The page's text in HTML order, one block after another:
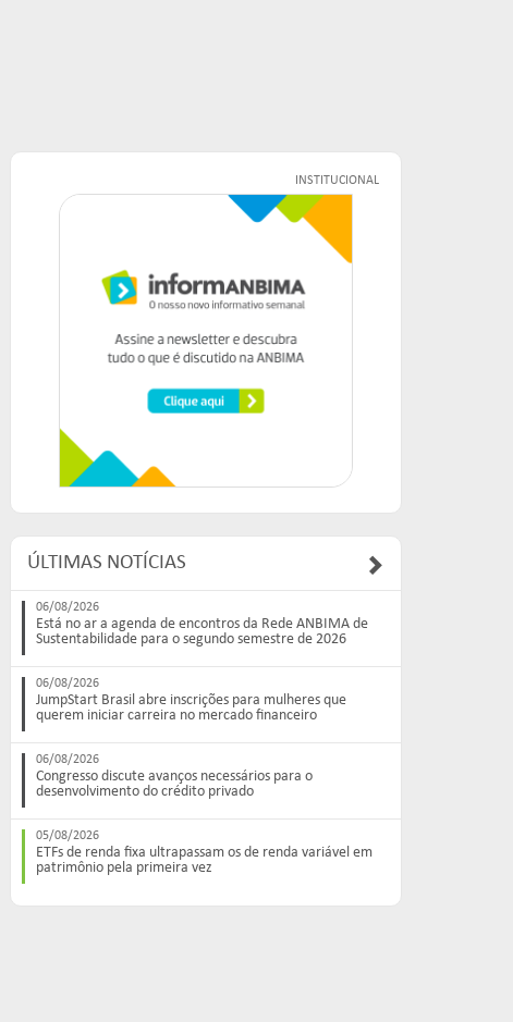
INSTITUCIONAL
ÚLTIMAS NOTÍCIAS
06/08/2026
Está no ar a agenda de encontros da Rede ANBIMA de
Sustentabilidade para o segundo semestre de 2026
06/08/2026
JumpStart Brasil abre inscrições para mulheres que
querem iniciar carreira no mercado financeiro
06/08/2026
Congresso discute avanços necessários para o
desenvolvimento do crédito privado
05/08/2026
ETFs de renda fixa ultrapassam os de renda variável em
patrimônio pela primeira vez